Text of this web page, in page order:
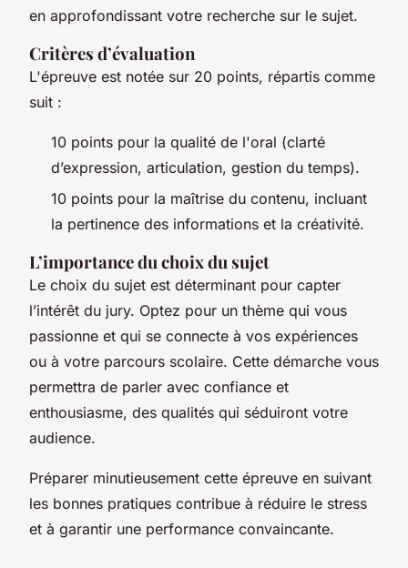
en approfondissant votre recherche sur le sujet.
Critères d’évaluation
L'épreuve est notée sur 20 points, répartis comme
suit :
10 points pour la qualité de l'oral (clarté
d’expression, articulation, gestion du temps).
10 points pour la maîtrise du contenu, incluant
la pertinence des informations et la créativité.
L’importance du choix du sujet
Le choix du sujet est déterminant pour capter
l’intérêt du jury. Optez pour un thème qui vous
passionne et qui se connecte à vos expériences
ou à votre parcours scolaire. Cette démarche vous
permettra de parler avec confiance et
enthousiasme, des qualités qui séduiront votre
audience.
Préparer minutieusement cette épreuve en suivant
les bonnes pratiques contribue à réduire le stress
et à garantir une performance convaincante.